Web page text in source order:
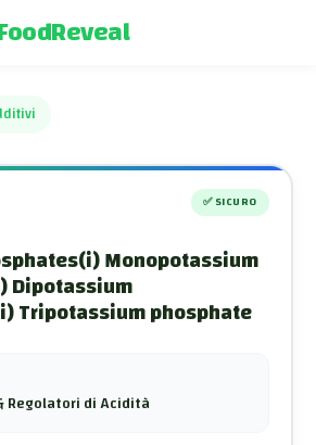
✅SICURO
Monopotassium
Dipotassium
Tripotassium phosphate
di Acidità